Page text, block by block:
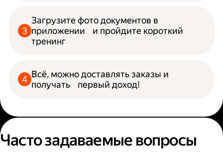
Загрузите фото документов в
приложении и пройдите короткий
тренинг
Всё, можно доставлять заказы и
получать первый доход!
Часто задаваемые вопросы